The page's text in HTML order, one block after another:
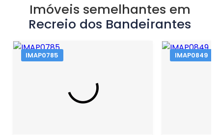
Imóveis semelhantes em
Recreio dos Bandeirantes
IMAP0785 IMAP0849